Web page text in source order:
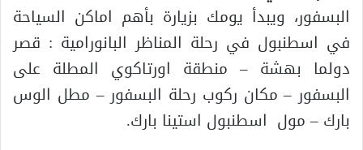
البسفور، ويبدأ يومك بزيارة بأهم اماكن السياحة
في اسطنبول في رحلة المناظر البانورامية : قصر
دولما بهشة – منطقة اورتاكوي المطلة على
البسفور – مكان ركوب رحلة البسفور – مطل الوس
بارك – مول اسطنبول استينا بارك.